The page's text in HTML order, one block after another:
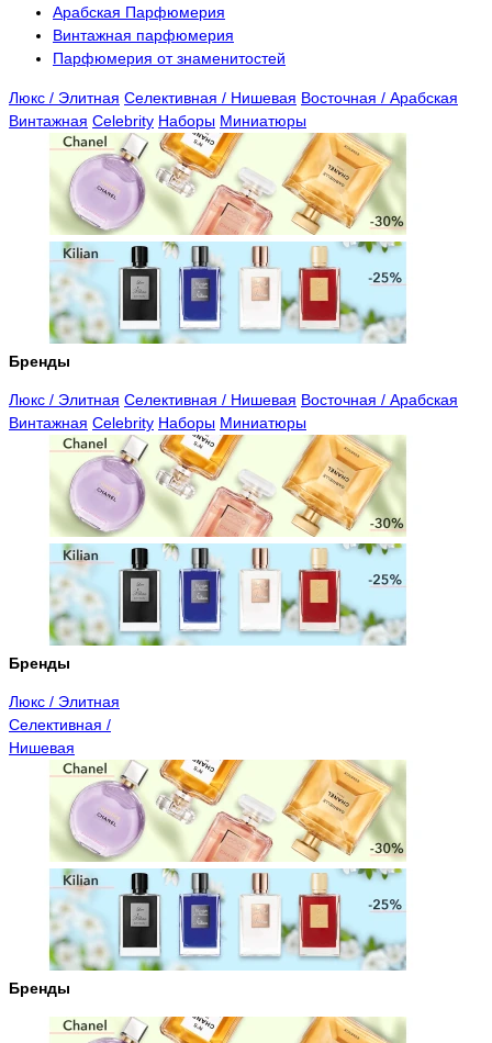
Арабская Парфюмерия
Винтажная парфюмерия
Парфюмерия от знаменитостей
Люкс / Элитная Селективная / Нишевая Восточная / Арабская
Винтажная Celebrity Наборы Миниатюры
Бренды
Люкс / Элитная Селективная / Нишевая Восточная / Арабская
Винтажная Celebrity Наборы Миниатюры
Бренды
Люкс / Элитная
Селективная /
Нишевая
Бренды